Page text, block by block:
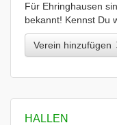
Für Ehringhausen
bekannt! Kennst Du
Verein hinzufügen
HALLEN